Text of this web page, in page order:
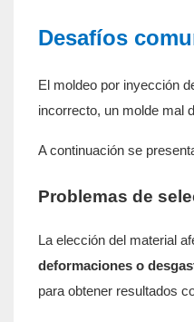
Desafíos
El moldeo por inyección
incorrecto, un molde mal
A continuación se
Problemas de
La elección del material
deformaciones o
para obtener resultados